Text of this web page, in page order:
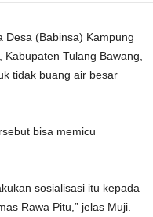
Desa (Babinsa) Kampung
Tulang Bawang,
tidak buang air besar
bisa memicu
sosialisasi itu kepada
Rawa Pitu,” jelas Muji.